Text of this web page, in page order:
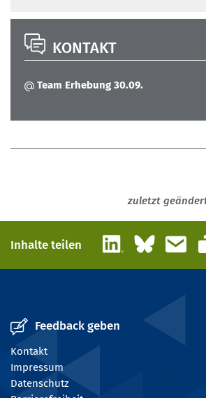
KONTAKT
Team Erhebung 30.09.
zuletzt
Inhalte teilen LinkedInBlueskyE-
Feedback geben
Kontakt
Impressum
Datenschutz